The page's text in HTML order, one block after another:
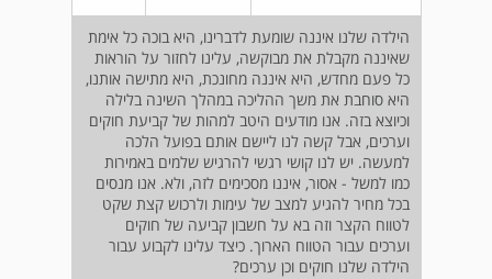
הילדה שלנו איננה שומעת לדברינו, היא בוכה כל אימת
שאיננה מקבלת את מבוקשה, עלינו לחזור על הוראות
כל פעם מחדש, היא איננה מחונכת, היא מתישה אותנו,
היא סוחבת את משך ההליכה במהלך השינה בלילה
וכיוצא בזה. אנו מודעים היטב למהות של קביעת חוקים
וערכים, אבל קשה לנו ליישם אותם בפועל הלכה
למעשה. יש לנו קושי רגשי להרגיש שלמים באמירות
כמו למשל - אסור, איננו מסכימים לזה, ולא. אנו מנסים
בכל מחיר להגיע למצב של עימות ולרכוש קצת שקט
לטווח הקצר וזה בא על חשבון קביעה של חוקים
וערכים עבור הטווח הארוך. כיצד עלינו לקבוע עבור
הילדה שלנו חוקים וכן ערכים?